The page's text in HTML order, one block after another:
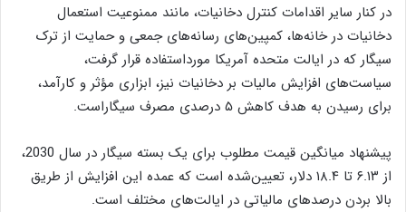
در کنار سایر اقدامات کنترل دخانیات، مانند ممنوعیت استعمال
دخانیات در خانه‌ها، کمپین‌های رسانه‌های جمعی و حمایت از ترک
سیگار که در ایالت متحده آمریکا مورداستفاده قرار گرفت،
سیاست‌های افزایش مالیات بر دخانیات نیز، ابزاری مؤثر و کارآمد،
برای رسیدن به هدف کاهش ۵ درصدی مصرف سیگاراست.
پیشنهاد میانگین قیمت مطلوب برای یک بسته سیگار در سال 2030،
از ۶.۱۳ تا ۱۸.۴ دلار، تعیین‌شده است که عمده این افزایش از طریق
بالا بردن درصدهای مالیاتی در ایالت‌های مختلف است.